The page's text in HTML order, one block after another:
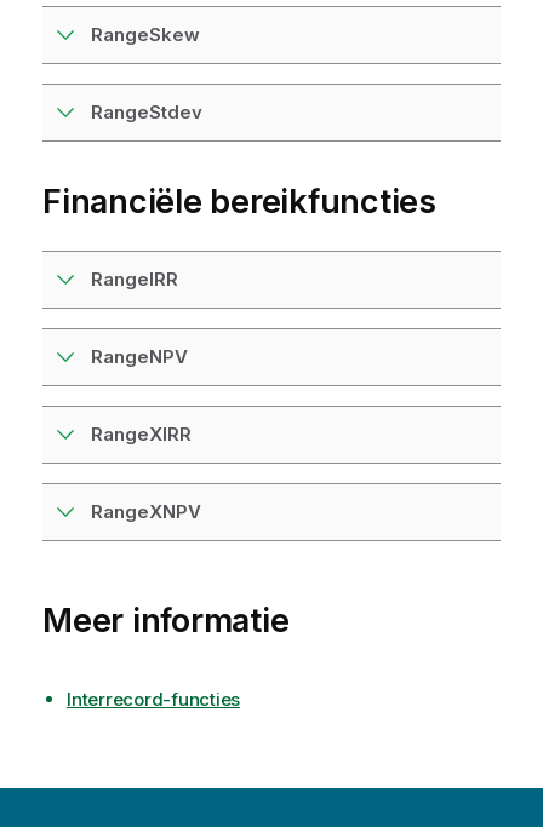
RangeSkew
RangeStdev
Financiële bereikfuncties
RangeIRR
RangeNPV
RangeXIRR
RangeXNPV
Meer informatie
Interrecord-functies